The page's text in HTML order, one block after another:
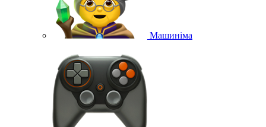
Машиніма